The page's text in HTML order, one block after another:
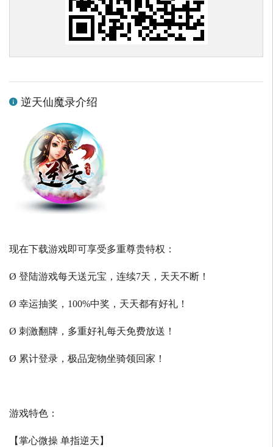
逆天仙魔录介绍
现在下载游戏即可享受多重尊贵特权：
Ø 登陆游戏每天送元宝，连续7天，天天不断！
Ø 幸运抽奖，100%中奖，天天都有好礼！
Ø 刺激翻牌，多重好礼每天免费放送！
Ø 累计登录，极品宠物坐骑领回家！
游戏特色：
【掌心微操 单指逆天】